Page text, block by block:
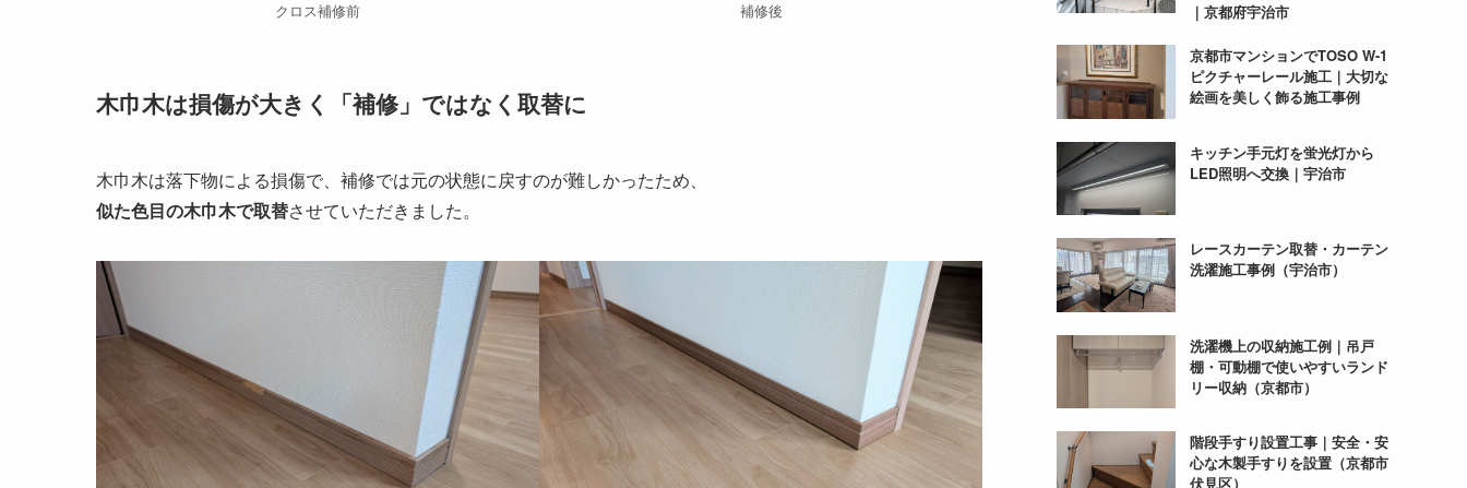
クロス補修前 補修後
木巾木は損傷が大きく「補修」ではなく取替に
木巾木は落下物による損傷で、補修では元の状態に戻すのが難しかったため、
似た色目の木巾木で取替させていただきました。
｜京都府宇治市
京都市マンションでTOSO W-1
ピクチャーレール施工｜大切な
絵画を美しく飾る施工事例
キッチン手元灯を蛍光灯から
LED照明へ交換｜宇治市
レースカーテン取替・カーテン
洗濯施工事例（宇治市）
洗濯機上の収納施工例｜吊戸
棚・可動棚で使いやすいランド
リー収納（京都市）
階段手すり設置工事｜安全・安
心な木製手すりを設置（京都市
伏見区）